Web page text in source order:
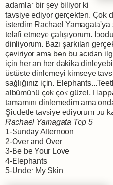
adamlar bir şey biliyor ki
tavsiye ediyor gerçekten. Çok
isterdim Rachael Yamagata'ya
telafi etmeye çalışıyorum.
dinliyorum. Bazı şarkıları
çeviriyor ama ben bu acıdan
için her an her dakika
üstüste dinlemeyi kimseye
sağlığınız için.
albümünü çok çok güzel,
tamamını dinlemedim ama
Şiddetle tavsiye ediyorum bu
Rachael Yamagata Top 5
1-Sunday Afternoon
2-Over and Over
3-Be be Your Love
4-Elephants
5-Under My Skin